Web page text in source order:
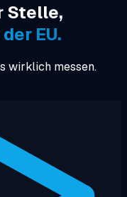
Stelle,
EU.
wirklich messen.